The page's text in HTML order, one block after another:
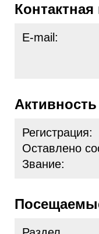
E-mail:
Регистрация:
Оставлено
Звание: